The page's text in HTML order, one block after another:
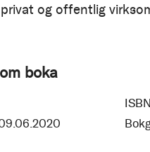
og offentlig
boka